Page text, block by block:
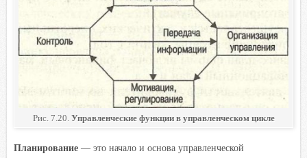
Рис. 7.20. Управленческие функции в управленческом цикле
Планирование — это начало и основа управленческой